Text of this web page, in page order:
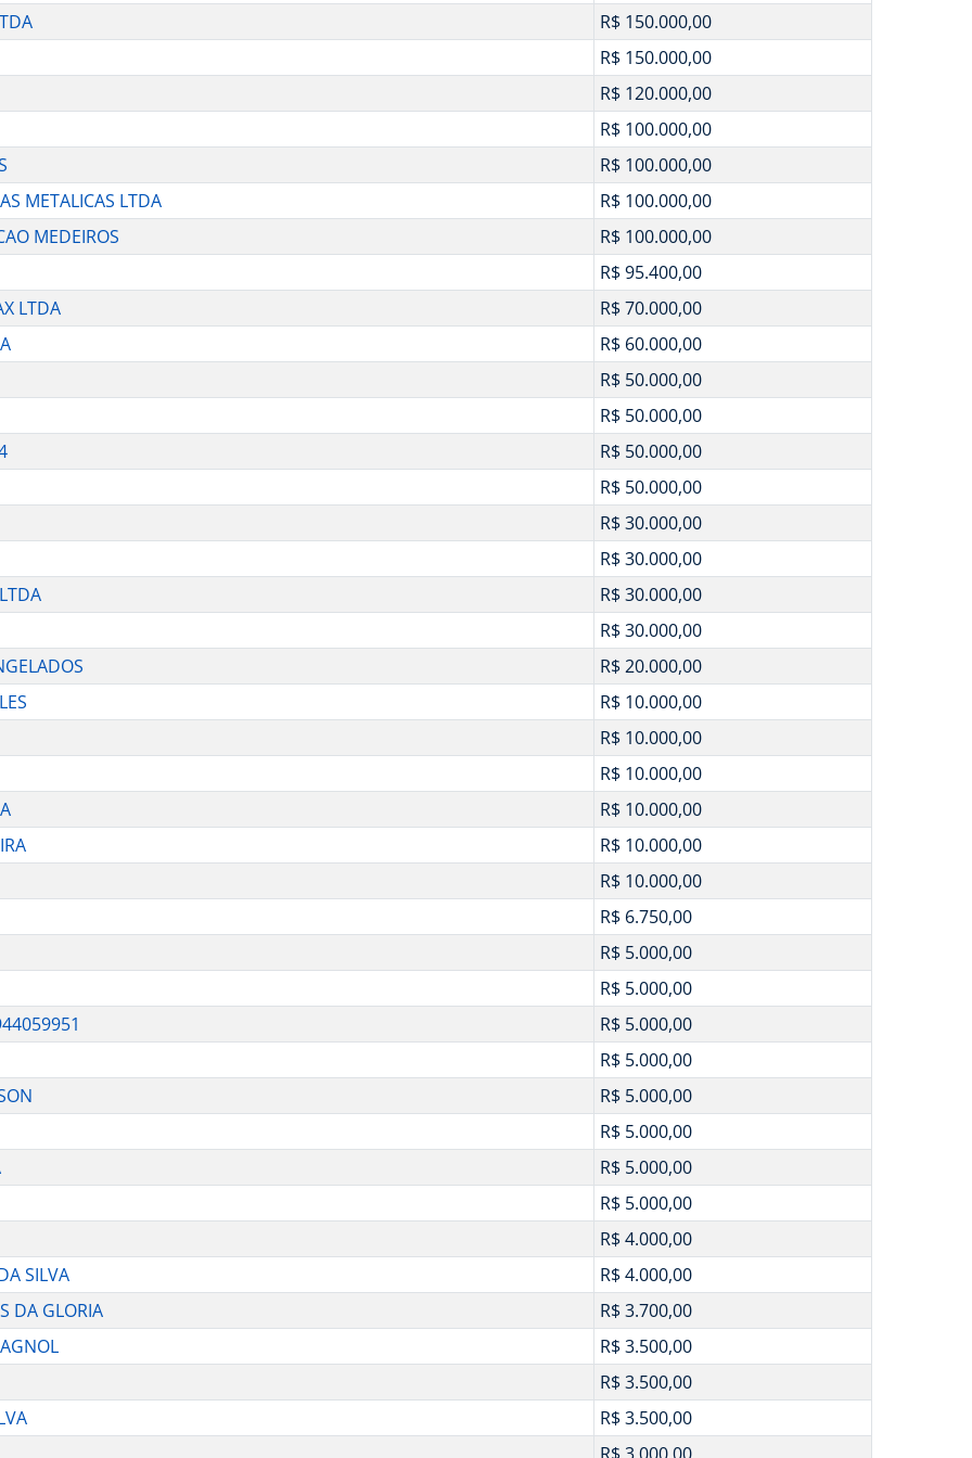
R$ 150.000,00
R$ 150.000,00
R$ 120.000,00
R$ 100.000,00
R$ 100.000,00
METALICAS LTDA
R$ 100.000,00
MEDEIROS
R$ 100.000,00
R$ 95.400,00
LTDA
R$ 70.000,00
R$ 60.000,00
R$ 50.000,00
R$ 50.000,00
R$ 50.000,00
R$ 50.000,00
R$ 30.000,00
R$ 30.000,00
R$ 30.000,00
R$ 30.000,00
R$ 20.000,00
R$ 10.000,00
R$ 10.000,00
R$ 10.000,00
R$ 10.000,00
R$ 10.000,00
R$ 10.000,00
R$ 6.750,00
R$ 5.000,00
R$ 5.000,00
R$ 5.000,00
R$ 5.000,00
R$ 5.000,00
R$ 5.000,00
R$ 5.000,00
R$ 5.000,00
R$ 4.000,00
SILVA
R$ 4.000,00
DA GLORIA
R$ 3.700,00
R$ 3.500,00
R$ 3.500,00
R$ 3.500,00